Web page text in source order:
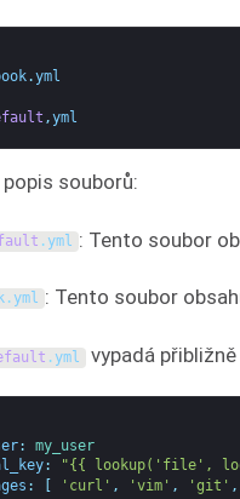
.yml
,yml
souborů:
.yml : Tento soubor
.yml : Tento soubor
.yml vypadá
:
my_user
:
"{{ lookup('file',
: 'curl' , 'vim' , 'git' ,